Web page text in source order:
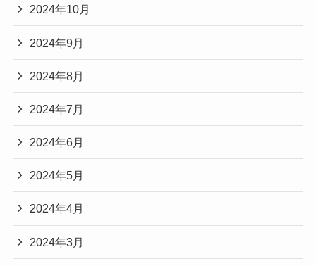
2024年10月
2024年9月
2024年8月
2024年7月
2024年6月
2024年5月
2024年4月
2024年3月